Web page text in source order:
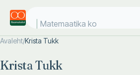
Matemaatika kos
Avaleht/Krista Tukk
Krista Tukk